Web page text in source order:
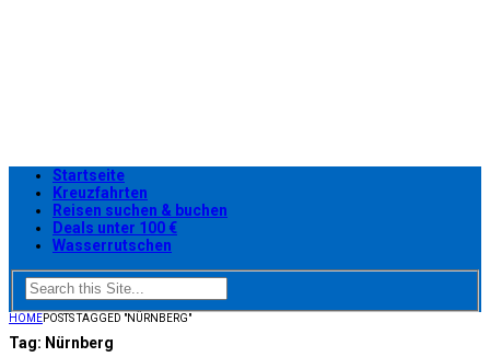
Startseite
Kreuzfahrten
Reisen suchen & buchen
Deals unter 100 €
Wasserrutschen
HOMEPOSTS TAGGED "NÜRNBERG"
Tag: Nürnberg